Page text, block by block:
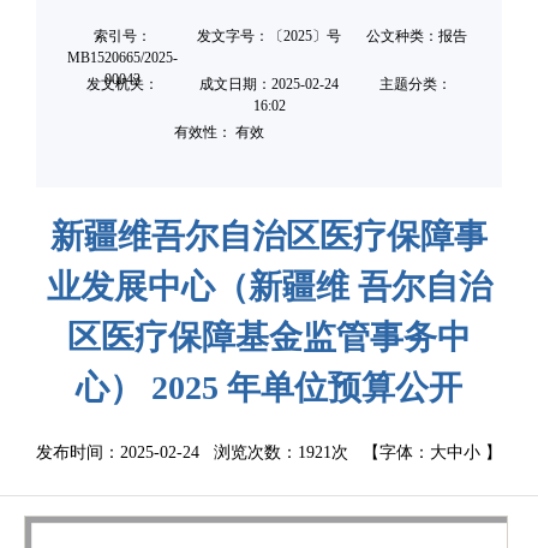
索引号：
MB1520665/2025-
00043
发文字号：〔2025〕号 公文种类：报告
发文机关： 成文日期： 2025-02-24
16:02
主题分类：
有效性： 有效
新疆维吾尔自治区医疗保障事
业发展中心（新疆维 吾尔自治
区医疗保障基金监管事务中
心） 2025 年单位预算公开
发布时间：2025-02-24 浏览次数： 1921次 【字体： 大中小 】